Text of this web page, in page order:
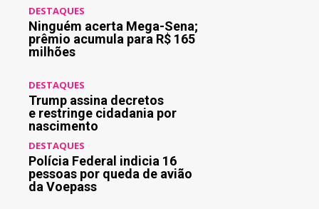
DESTAQUES
Ninguém acerta Mega-Sena;
prêmio acumula para R$ 165
milhões
DESTAQUES
Trump assina decretos
e restringe cidadania por
nascimento
DESTAQUES
Polícia Federal indicia 16
pessoas por queda de avião
da Voepass